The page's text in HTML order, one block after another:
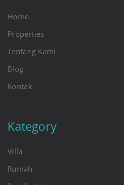
Home
Properties
Tentang Kami
Blog
Kontak
Kategory
Villa
Rumah